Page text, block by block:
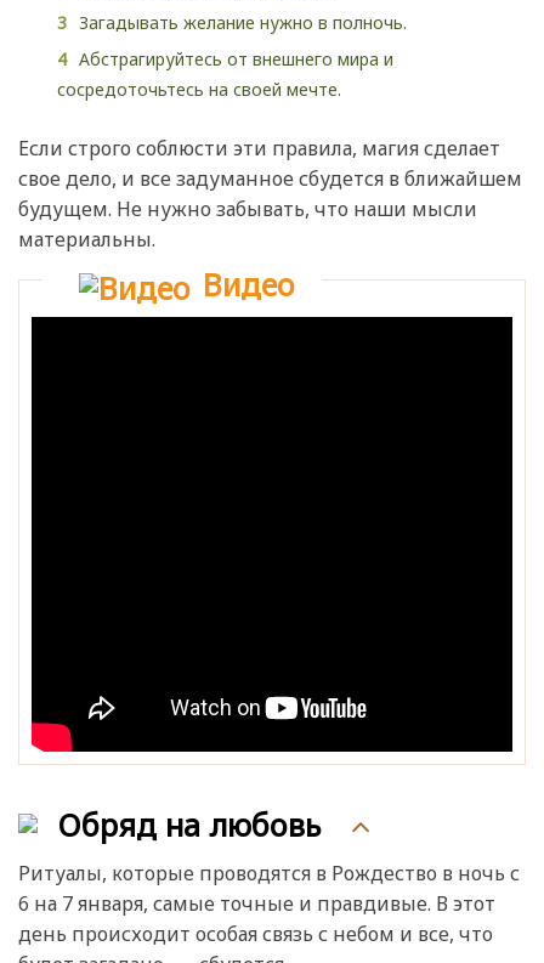
Загадывать желание нужно в полночь.
Абстрагируйтесь от внешнего мира и
сосредоточьтесь на своей мечте.
Если строго соблюсти эти правила, магия сделает
свое дело, и все задуманное сбудется в ближайшем
будущем. Не нужно забывать, что наши мысли
материальны.
Видео
Обряд на любовь
Ритуалы, которые проводятся в Рождество в ночь с
6 на 7 января, самые точные и правдивые. В этот
день происходит особая связь с небом и все, что